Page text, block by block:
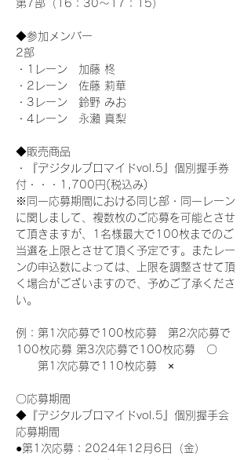
第7部（16：30～17：15）
◆参加メンバー
2部
・1レーン　加藤 柊
・2レーン　佐藤 莉華
・3レーン　鈴野 みお
・4レーン　永瀬 真梨
◆販売商品
・『デジタルブロマイドvol.5』個別握手券
付・・・1,700円(税込み)
※同一応募期間における同じ部・同一レーン
に関しまして、複数枚のご応募を可能とさせ
て頂きますが、1名様最大で100枚までのご
当選を上限とさせて頂く予定です。またレー
ンの申込数によっては、上限を調整させて頂
く場合がございますので、予めご了承くださ
い。
例：第1次応募で100枚応募　第2次応募で
100枚応募 第3次応募で100枚応募　〇
第1次応募で110枚応募　×
〇応募期間
◆『デジタルブロマイドvol.5』個別握手会
応募期間
●第1次応募：2024年12月6日（金）